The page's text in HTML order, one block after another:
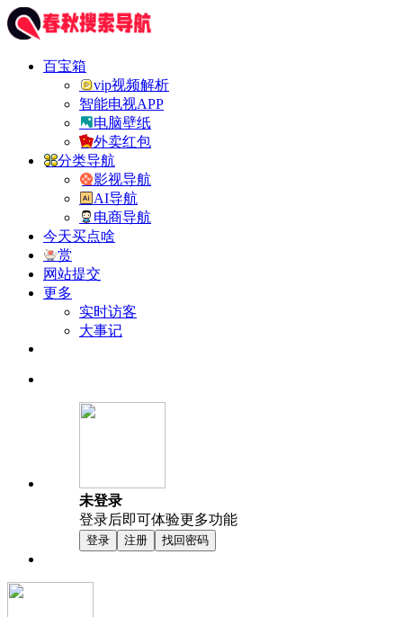
百宝箱
vip视频解析
智能电视APP
电脑壁纸
外卖红包
分类导航
影视导航
AI导航
电商导航
今天买点啥
赏
网站提交
更多
实时访客
大事记
未登录
登录后即可体验更多功能
登录 注册 找回密码